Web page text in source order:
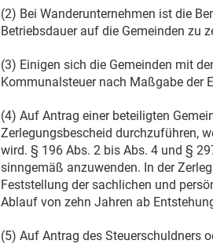
(2) Bei Wanderunternehmen ist die
Betriebsdauer auf die Gemeinden zu
(3) Einigen sich die Gemeinden mit
Kommunalsteuer nach Maßgabe der
(4) Auf Antrag einer beteiligten
Zerlegungsbescheid durchzuführen,
wird. § 196 Abs. 2 bis Abs. 4 und §
sinngemäß anzuwenden. In der
Feststellung der sachlichen und
Ablauf von zehn Jahren ab
(5) Auf Antrag des Steuerschuldners